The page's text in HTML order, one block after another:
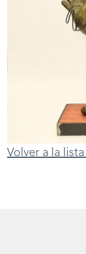
Volver a la